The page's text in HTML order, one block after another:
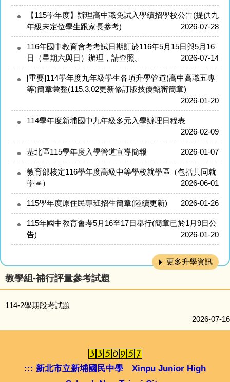
【115學年度】辦理高中職免試入學續招學校公告(提供九
年級未定位學生跟家長參考)
2026-07-28
116年國中教育會考考試日期訂於116年5月15日與5月16
日（星期六與日）辦理，請查照。
2026-07-14
[重要]114學年度九年級學生各項升學管道(高中高職五專
等)簡章彙整(115.3.02更新修訂版技優甄審簡章)
2026-01-20
114學年度新埔國中九年級多元入學辦理日程表
2026-02-09
基北區115學年度入學管道宣導簡報 2026-01-07
教育部核定116學年度高級中等學校就學區（包括共同就
學區）
2026-06-01
115學年度原住民專班招生簡章(陸續更新) 2026-01-26
115年國中教育會考5月16至17日舉行(簡章已於1月9日公
告)
2026-01-20
更多升學資訊
教學組-補行評量參考試題
114-2學期段考試題
2026-07-16
::: 新北市立新埔國民中學 Xinpu Junior High